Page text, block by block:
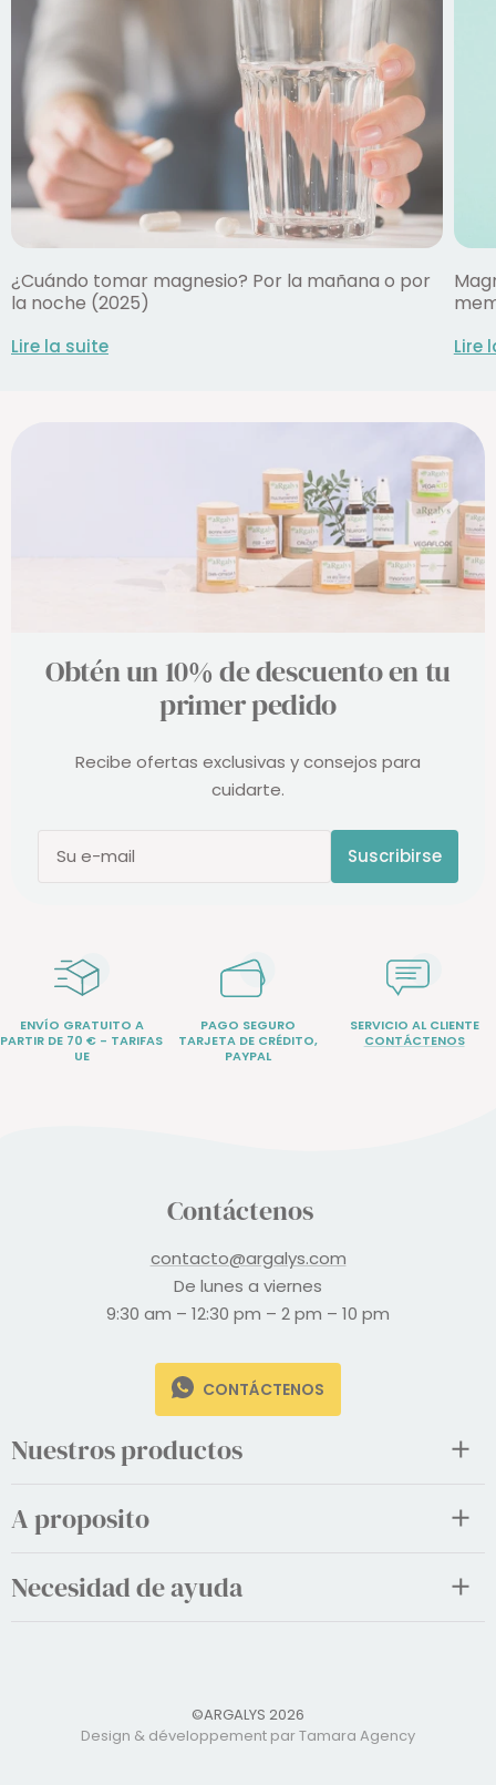
¿Cuándo tomar magnesio? Por la mañana o por
la noche (2025)
Lire la suite Lire
Obtén un 10% de descuento en tu
primer pedido
Recibe ofertas exclusivas y consejos para
cuidarte.
Su e-mail Suscribirse
ENVÍO GRATUITO A
PARTIR DE 70 € - TARIFAS
UE
PAGO SEGURO
TARJETA DE CRÉDITO,
PAYPAL
SERVICIO AL CLIENTE
CONTÁCTENOS
Contáctenos
contacto@argalys.com
De lunes a viernes
9:30 am – 12:30 pm – 2 pm – 10 pm
CONTÁCTENOS
Nuestros productos
A proposito
Necesidad de ayuda
©ARGALYS 2026
Design & développement par Tamara Agency